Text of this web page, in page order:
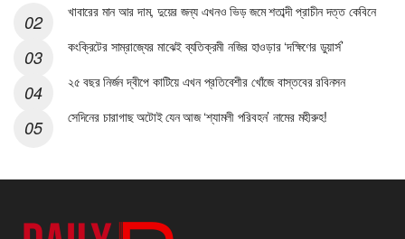
খাবারের মান আর দাম, দুয়ের জন্য এখনও ভিড় জমে শতাব্দী প্রাচীন দত্ত কেবিনে
কংক্রিটের সাম্রাজ্যের মাঝেই ব্যতিক্রমী নজির হাওড়ার ‘দক্ষিণের ডুয়ার্স’
২৫ বছর নির্জন দ্বীপে কাটিয়ে এখন প্রতিবেশীর খোঁজে বাস্তবের রবিনসন
সেদিনের চারাগাছ অটোই যেন আজ ‘শ্যামলী পরিবহন’ নামের মহীরুহ!